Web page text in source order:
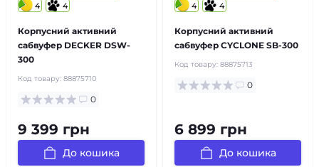
4 4
Корпусний активний
сабвуфер DECKER DSW-
300
Код товару: 88875710
0
9 399 грн
До кошика
4 4
Корпусний активний
сабвуфер CYCLONE SB-300
Код товару: 88875713
0
6 899 грн
До кошика